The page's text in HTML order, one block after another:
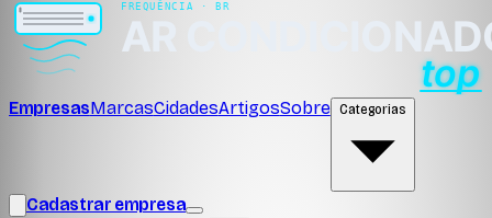
EmpresasMarcasCidadesArtigosSobre Categorias
Cadastrar empresa